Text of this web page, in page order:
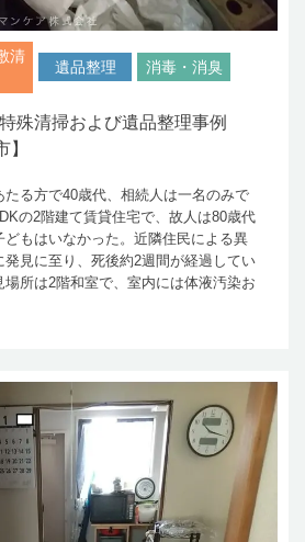
清
遺品整理 消毒・消臭
殊清掃および遺品整理事例
る方で40歳代、相続人は一名のみで
の2階建て賃貸住宅で、故人は80歳代
もはいなかった。近隣住民による異
見に至り、死後約2週間が経過してい
所は2階和室で、室内には体液汚染お